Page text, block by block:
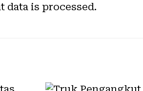
data is processed.